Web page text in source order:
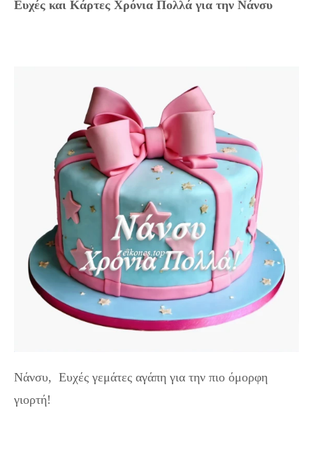
Ευχές και Κάρτες Χρόνια Πολλά για την Νάνσυ
Νάνσυ, Ευχές γεμάτες αγάπη για την πιο όμορφη
γιορτή!